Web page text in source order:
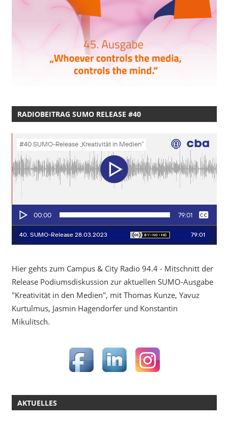
RADIOBEITRAG SUMO RELEASE #40
Hier gehts zum Campus & City Radio 94.4 - Mitschnitt der
Release Podiumsdiskussion zur aktuellen SUMO-Ausgabe
"Kreativität in den Medien", mit Thomas Kunze, Yavuz
Kurtulmus, Jasmin Hagendorfer und Konstantin
Mikulitsch.
AKTUELLES